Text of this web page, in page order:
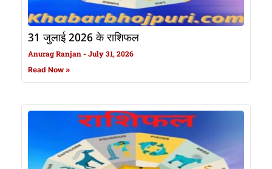
31 जुलाई 2026 के राशिफल
Anurag Ranjan July 31, 2026
Read Now »